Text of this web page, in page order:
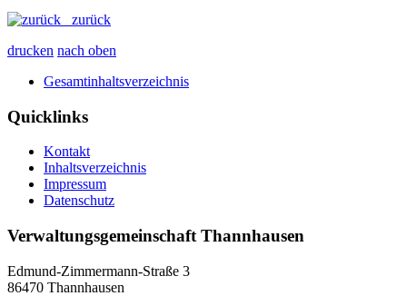
zurück
drucken nach oben
Gesamtinhaltsverzeichnis
Quicklinks
Kontakt
Inhaltsverzeichnis
Impressum
Datenschutz
Verwaltungsgemeinschaft Thannhausen
Edmund-Zimmermann-Straße 3
86470 Thannhausen